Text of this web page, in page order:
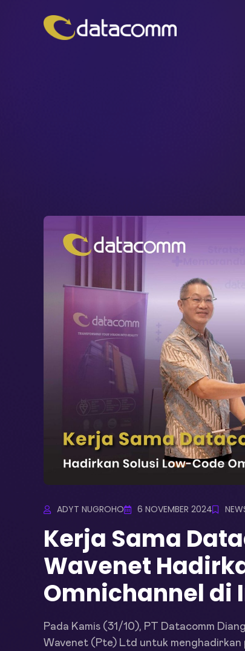
ADYT NUGROHO 6 NOVEMBER 2024
Kerja Sama
Wavenet
Omnichannel di
Pada Kamis (31/10), PT Datacomm
Wavenet (Pte) Ltd untuk menghadirkan